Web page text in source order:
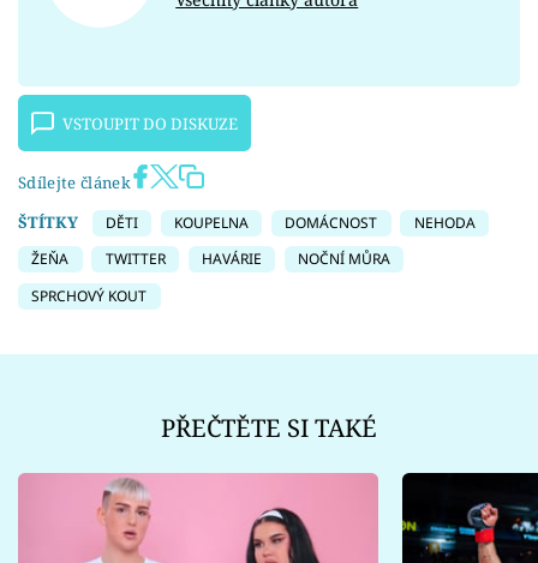
VSTOUPIT DO DISKUZE
Sdílejte článek
ŠTÍTKY
DĚTI KOUPELNA DOMÁCNOST
NEHODA
ŽEŇA
TWITTER HAVÁRIE
NOČNÍ MŮRA
SPRCHOVÝ KOUT
PŘEČTĚTE SI TAKÉ